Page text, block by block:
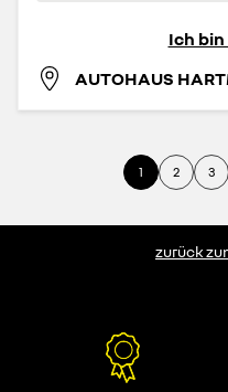
Ich
AUTOHAUS
1 2 3
zurück